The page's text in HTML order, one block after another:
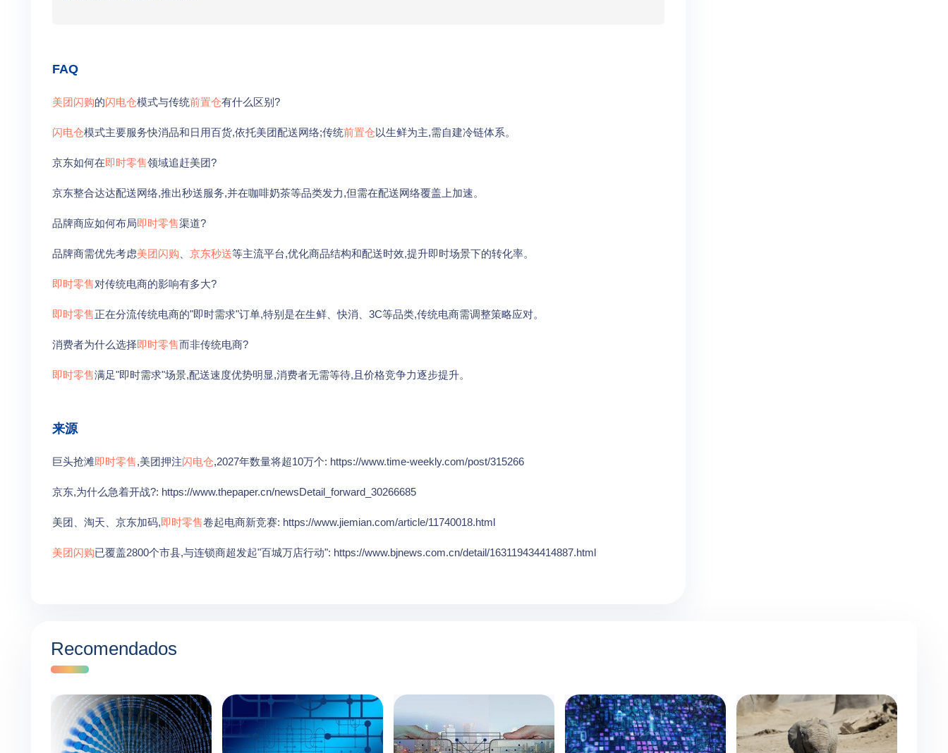
FAQ
美团闪购的闪电仓模式与传统前置仓有什么区别?
闪电仓模式主要服务快消品和日用百货,依托美团配送网络;传统前置仓以生鲜为主,需自建冷链体系。
京东如何在即时零售领域追赶美团?
京东整合达达配送网络,推出秒送服务,并在咖啡奶茶等品类发力,但需在配送网络覆盖上加速。
品牌商应如何布局即时零售渠道?
品牌商需优先考虑美团闪购 京东秒送等主流平台,优化商品结构和配送时效,提升即时场景下的转化率。
即时零售对传统电商的影响有多大?
即时零售正在分流传统电商的"即时需求"订单,特别是在生鲜、快消、3C等品类,传统电商需调整策略应对。
消费者为什么选择即时零售而非传统电商?
即时零售满足"即时需求"场景,配送速度优势明显,消费者无需等待,且价格竞争力逐步提升。
来源
巨头抢滩即时零售,美团押注闪电仓,2027年数量将超10万个: https://www.time-weekly.com/post/315266
京东,为什么急着开战?: https://www.thepaper.cn/newsDetail_forward_30266685
美团、淘天、京东加码,即时零售卷起电商新竞赛: https://www.jiemian.com/article/11740018.html
美团闪购已覆盖2800个市县,与连锁商超发起"百城万店行动": https://www.bjnews.com.cn/detail/163119434414887.html
Recomendados